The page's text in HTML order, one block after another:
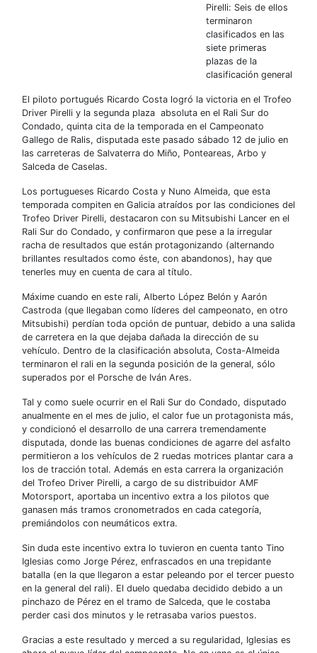
Pirelli: Seis de ellos
terminaron
clasificados en las
siete primeras
plazas de la
clasificación general
El piloto portugués Ricardo Costa logró la victoria en el Trofeo
Driver Pirelli y la segunda plaza absoluta en el Rali Sur do
Condado, quinta cita de la temporada en el Campeonato
Gallego de Ralis, disputada este pasado sábado 12 de julio en
las carreteras de Salvaterra do Miño, Ponteareas, Arbo y
Salceda de Caselas.
Los portugueses Ricardo Costa y Nuno Almeida, que esta
temporada compiten en Galicia atraídos por las condiciones del
Trofeo Driver Pirelli, destacaron con su Mitsubishi Lancer en el
Rali Sur do Condado, y confirmaron que pese a la irregular
racha de resultados que están protagonizando (alternando
brillantes resultados como éste, con abandonos), hay que
tenerles muy en cuenta de cara al título.
Máxime cuando en este rali, Alberto López Belón y Aarón
Castroda (que llegaban como líderes del campeonato, en otro
Mitsubishi) perdían toda opción de puntuar, debido a una salida
de carretera en la que dejaba dañada la dirección de su
vehículo. Dentro de la clasificación absoluta, Costa-Almeida
terminaron el rali en la segunda posición de la general, sólo
superados por el Porsche de Iván Ares.
Tal y como suele ocurrir en el Rali Sur do Condado, disputado
anualmente en el mes de julio, el calor fue un protagonista más,
y condicionó el desarrollo de una carrera tremendamente
disputada, donde las buenas condiciones de agarre del asfalto
permitieron a los vehículos de 2 ruedas motrices plantar cara a
los de tracción total. Además en esta carrera la organización
del Trofeo Driver Pirelli, a cargo de su distribuidor AMF
Motorsport, aportaba un incentivo extra a los pilotos que
ganasen más tramos cronometrados en cada categoría,
premiándolos con neumáticos extra.
Sin duda este incentivo extra lo tuvieron en cuenta tanto Tino
Iglesias como Jorge Pérez, enfrascados en una trepidante
batalla (en la que llegaron a estar peleando por el tercer puesto
en la general del rali). El duelo quedaba decidido debido a un
pinchazo de Pérez en el tramo de Salceda, que le costaba
perder casi dos minutos y le retrasaba varios puestos.
Gracias a este resultado y merced a su regularidad, Iglesias es